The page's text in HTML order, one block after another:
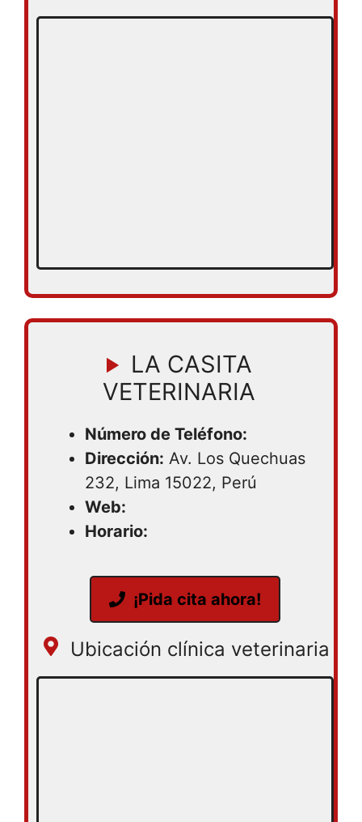
LA CASITA
VETERINARIA
Número de Teléfono:
Dirección: Av. Los Quechuas
232, Lima 15022, Perú
Web:
Horario:
¡Pida cita ahora!
Ubicación clínica veterinaria